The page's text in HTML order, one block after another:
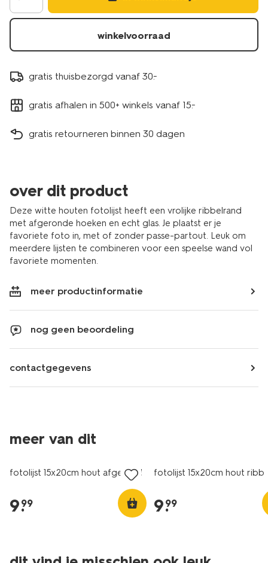
winkelvoorraad
gratis thuisbezorgd vanaf 30.-
gratis afhalen in 500+ winkels vanaf 15.-
gratis retourneren binnen 30 dagen
over dit product
Deze witte houten fotolijst heeft een vrolijke ribbelrand
met afgeronde hoeken en echt glas. Je plaatst er je
favoriete foto in, met of zonder passe-partout. Leuk om
meerdere lijsten te combineren voor een speelse wand vol
favoriete momenten.
meer productinformatie
nog geen beoordeling
contactgegevens
meer van dit
fotolijst 15x20cm hout afgerond
9.
99
fotolijst 15x20cm hout
9.
99